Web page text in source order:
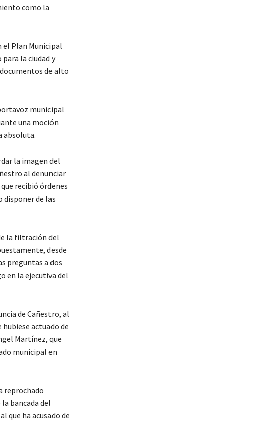
como la
el Plan Municipal
la ciudad y
de alto
municipal
una moción
absoluta.
la imagen del
al denunciar
recibió órdenes
de las
la filtración del
desde
preguntas a dos
en la ejecutiva del
de Cañestro, al
actuado de
Martínez, que
municipal en
reprochado
bancada del
que ha acusado de